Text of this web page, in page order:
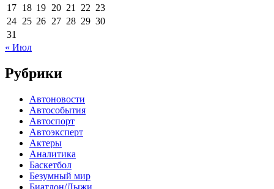
17 18 19 20 21 22 23
24 25 26 27 28 29 30
31
« Июл
Рубрики
Автоновости
Автособытия
Автоспорт
Автоэксперт
Актеры
Аналитика
Баскетбол
Безумный мир
Биатлон/Лыжи